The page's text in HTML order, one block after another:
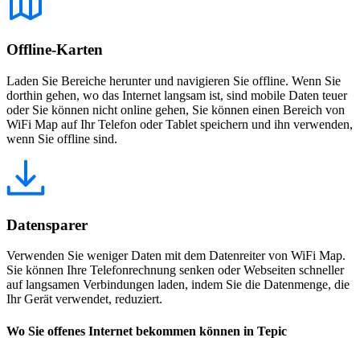
Offline-Karten
Laden Sie Bereiche herunter und navigieren Sie offline. Wenn Sie
dorthin gehen, wo das Internet langsam ist, sind mobile Daten teuer
oder Sie können nicht online gehen, Sie können einen Bereich von
WiFi Map auf Ihr Telefon oder Tablet speichern und ihn verwenden,
wenn Sie offline sind.
Datensparer
Verwenden Sie weniger Daten mit dem Datenreiter von WiFi Map.
Sie können Ihre Telefonrechnung senken oder Webseiten schneller
auf langsamen Verbindungen laden, indem Sie die Datenmenge, die
Ihr Gerät verwendet, reduziert.
Wo Sie offenes Internet bekommen können in Tepic